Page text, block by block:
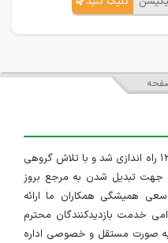
سایت ایران استخدام در تاریخ ۱۳۹۱/۱/۱۰ راه اندازی شد و با تلاش گروهی
جهت تبدیل شدن به مرجع بروز
همیشگی همکاران ما ارائه
خدمت بازدیدکنندگان محترم
صورت مستقل و خصوصی اداره